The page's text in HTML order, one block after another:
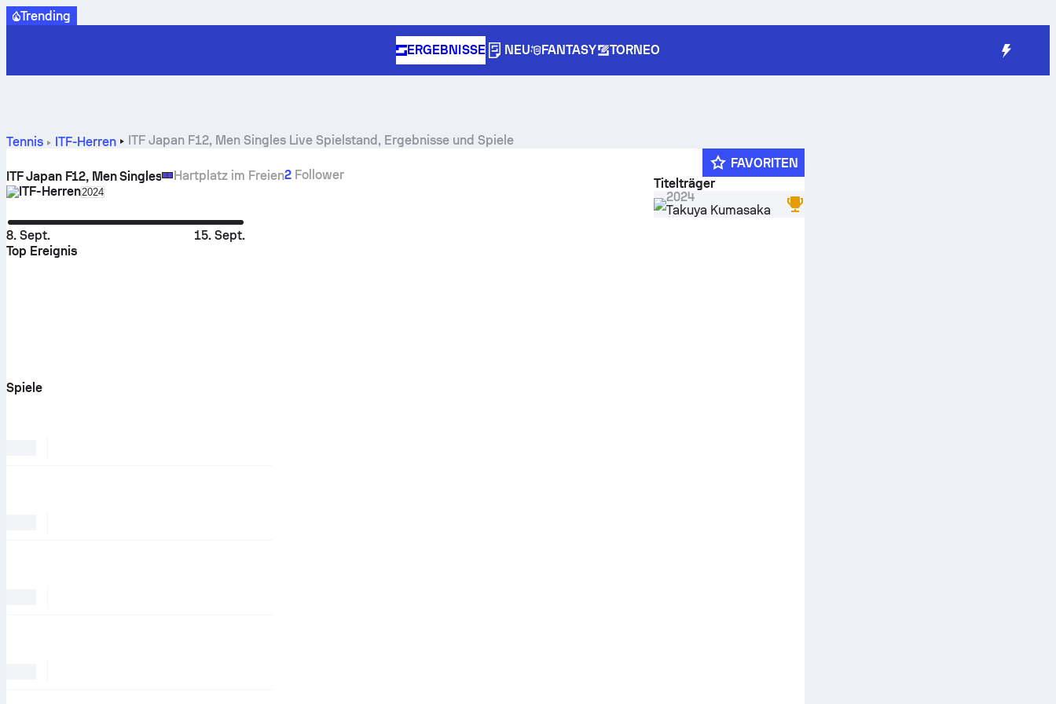
Trending
ERGEBNISSE NEU FANTASY TORNEO
Tennis ITF-Herren ITF Japan F12, Men Singles Live Spielstand, Ergebnisse und Spiele
ITF Japan F12, Men Singles Hartplatz im Freien2 Follower
ITF-HerrenSelect season in unique tournament header
2024
FAVORITEN
Titelträger
2024
Takuya Kumasaka
8. Sept.
15. Sept.
Top Ereignis
Spiele